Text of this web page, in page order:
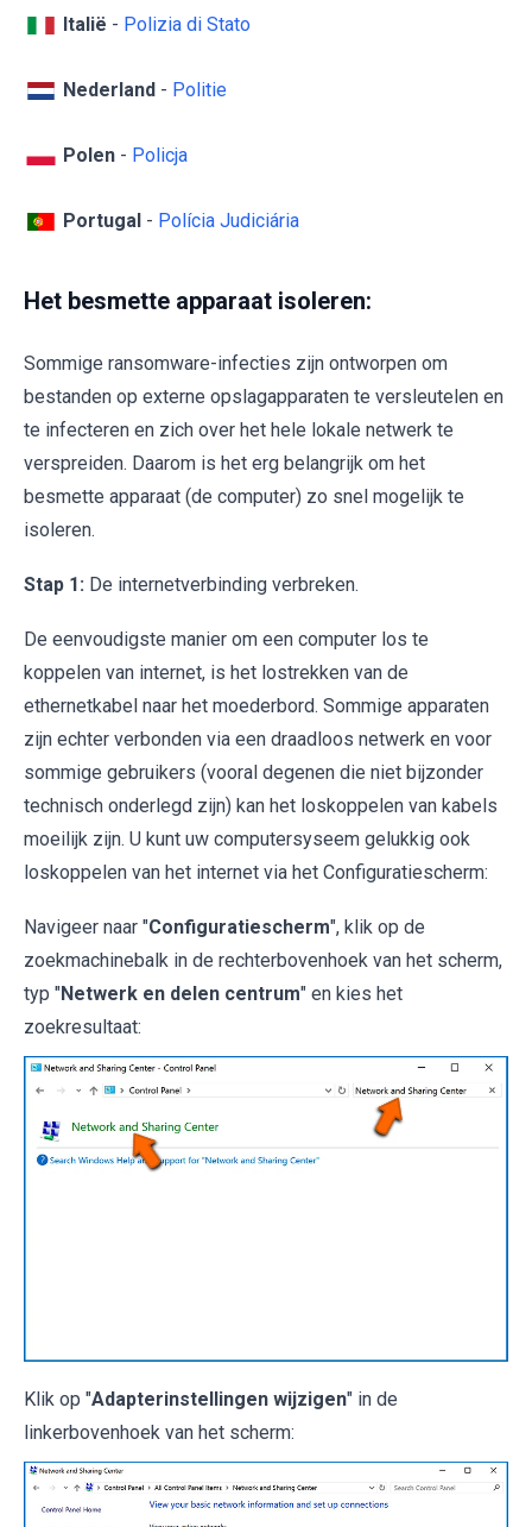
Italië - Polizia di Stato
Nederland - Politie
Polen - Policja
Portugal - Polícia Judiciária
Het besmette apparaat isoleren:
Sommige ransomware-infecties zijn ontworpen om
bestanden op externe opslagapparaten te versleutelen en
te infecteren en zich over het hele lokale netwerk te
verspreiden. Daarom is het erg belangrijk om het
besmette apparaat (de computer) zo snel mogelijk te
isoleren.
Stap 1: De internetverbinding verbreken.
De eenvoudigste manier om een computer los te
koppelen van internet, is het lostrekken van de
ethernetkabel naar het moederbord. Sommige apparaten
zijn echter verbonden via een draadloos netwerk en voor
sommige gebruikers (vooral degenen die niet bijzonder
technisch onderlegd zijn) kan het loskoppelen van kabels
moeilijk zijn. U kunt uw computersyseem gelukkig ook
loskoppelen van het internet via het Configuratiescherm:
Navigeer naar "Configuratiescherm", klik op de
zoekmachinebalk in de rechterbovenhoek van het scherm,
typ "Netwerk en delen centrum" en kies het
zoekresultaat:
Klik op "Adapterinstellingen wijzigen" in de
linkerbovenhoek van het scherm: